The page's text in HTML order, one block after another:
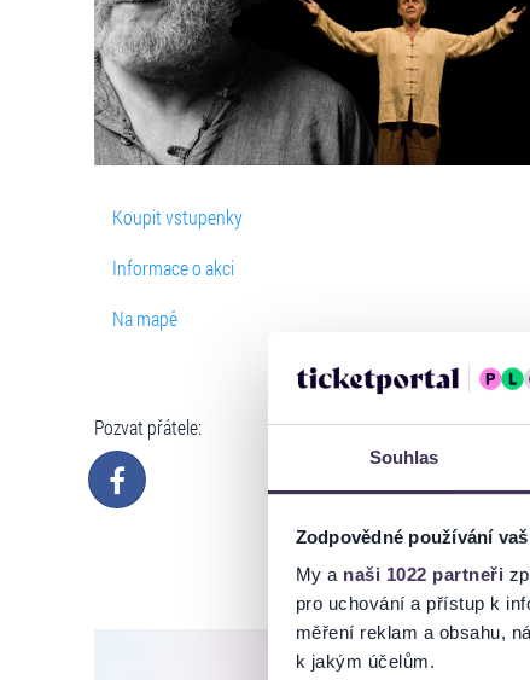
Souhlas
Zodpovědné používání
My a naši 1022 partneři
pro uchování a přístup k
měření reklam a obsahu,
k jakým účelům.
Koupit vstupenky
Informace o akci
Na mapě
Pozvat přátele: